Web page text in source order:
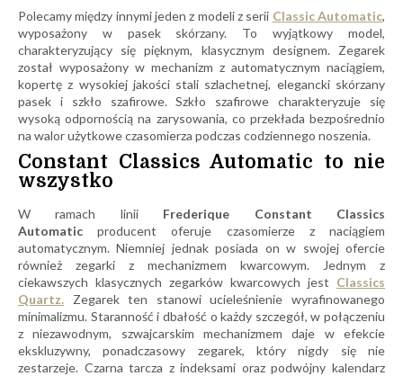
Polecamy między innymi jeden z modeli z serii Classic Automatic,
wyposażony w pasek skórzany. To wyjątkowy model,
charakteryzujący się pięknym, klasycznym designem. Zegarek
został wyposażony w mechanizm z automatycznym naciągiem,
kopertę z wysokiej jakości stali szlachetnej, elegancki skórzany
pasek i szkło szafirowe. Szkło szafirowe charakteryzuje się
wysoką odpornością na zarysowania, co przekłada bezpośrednio
na walor użytkowe czasomierza podczas codziennego noszenia.
Constant Classics Automatic to nie
wszystko
W ramach linii Frederique Constant Classics
Automaticproducent oferuje czasomierze z naciągiem
automatycznym. Niemniej jednak posiada on w swojej ofercie
również zegarki z mechanizmem kwarcowym. Jednym z
ciekawszych klasycznych zegarków kwarcowych jest Classics
Quartz. Zegarek ten stanowi ucieleśnienie wyrafinowanego
minimalizmu. Staranność i dbałość o każdy szczegół, w połączeniu
z niezawodnym, szwajcarskim mechanizmem daje w efekcie
ekskluzywny, ponadczasowy zegarek, który nigdy się nie
zestarzeje. Czarna tarcza z indeksami oraz podwójny kalendarz